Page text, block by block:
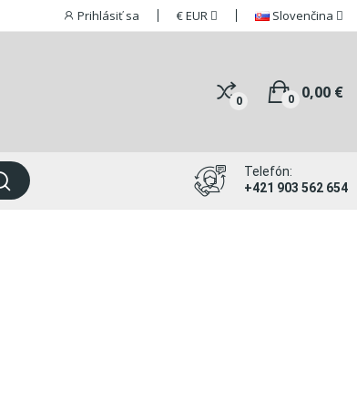
Prihlásiť sa €EUR Slovenčina
0 0,00 €
0
Telefón:
+421 903 562 654